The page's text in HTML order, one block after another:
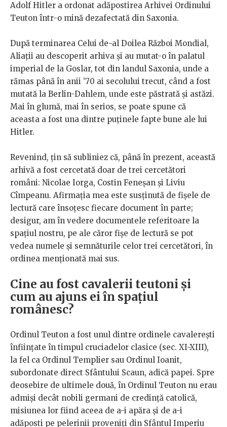
Adolf Hitler a ordonat adăpostirea Arhivei Ordinului
Teuton într-o mină dezafectată din Saxonia.
După terminarea Celui de-al Doilea Război Mondial,
Aliaţii au descoperit arhiva şi au mutat-o în palatul
imperial de la Goslar, tot din landul Saxonia, unde a
rămas până în anii ’70 ai secolului trecut, când a fost
mutată la Berlin-Dahlem, unde este păstrată şi astăzi.
Mai în glumă, mai în serios, se poate spune că
aceasta a fost una dintre puţinele fapte bune ale lui
Hitler.
Revenind, ţin să subliniez că, până în prezent, această
arhivă a fost cercetată doar de trei cercetători
români: Nicolae Iorga, Costin Feneşan şi Liviu
Cîmpeanu. Afirmaţia mea este susţinută de fişele de
lectură care însoţesc fiecare document în parte;
desigur, am în vedere documentele referitoare la
spaţiul nostru, pe ale căror fișe de lectură se pot
vedea numele şi semnăturile celor trei cercetători, în
ordinea menționată mai sus.
Cine au fost cavalerii teutoni și
cum au ajuns ei în spațiul
românesc?
Ordinul Teuton a fost unul dintre ordinele cavalereşti
înfiinţate în timpul cruciadelor clasice (sec. XI-XIII),
la fel ca Ordinul Templier sau Ordinul Ioanit,
subordonate direct Sfântului Scaun, adică papei. Spre
deosebire de ultimele două, în Ordinul Teuton nu erau
admişi decât nobili germani de credinţă catolică,
misiunea lor fiind aceea de a-i apăra şi de a-i
adăposti pe pelerinii proveniţi din Sfântul Imperiu